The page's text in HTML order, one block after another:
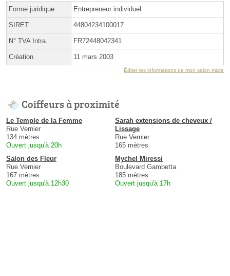
Forme juridique Entrepreneur individuel
SIRET 44804234100017
N° TVA Intra. FR72448042341
Création 11 mars 2003
Éditer les informations de mon salon mixte
Coiffeurs à proximité
Le Temple de la Femme
Rue Vernier
134 mètres
Ouvert jusqu'à 20h
Sarah extensions de cheveux /
Lissage
Rue Vernier
165 mètres
Salon des Fleur
Rue Vernier
167 mètres
Ouvert jusqu'à 12h30
Mychel Miressi
Boulevard Gambetta
185 mètres
Ouvert jusqu'à 17h